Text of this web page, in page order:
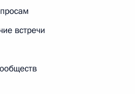
встречи